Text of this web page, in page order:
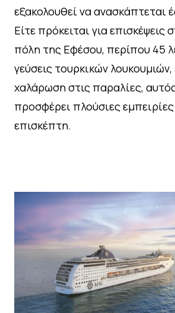
εξακολουθεί να ανασκάπτεται
Είτε πρόκειται για επισκέψεις
πόλη της Εφέσου, περίπου 45
γεύσεις τουρκικών λουκουμιών,
χαλάρωση στις παραλίες,
προσφέρει πλούσιες
επισκέπτη.